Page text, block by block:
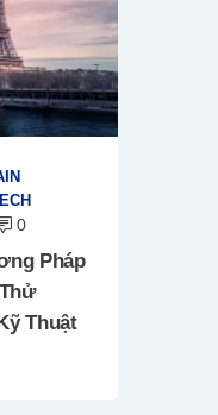
0
Pháp
Thuật